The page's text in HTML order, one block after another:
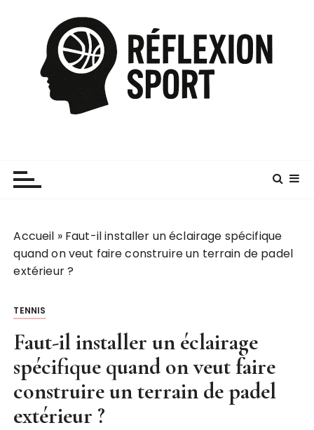
Accueil » Faut-il installer un éclairage spécifique
quand on veut faire construire un terrain de padel
extérieur ?
TENNIS
Faut-il installer un éclairage
spécifique quand on veut faire
construire un terrain de padel
extérieur ?